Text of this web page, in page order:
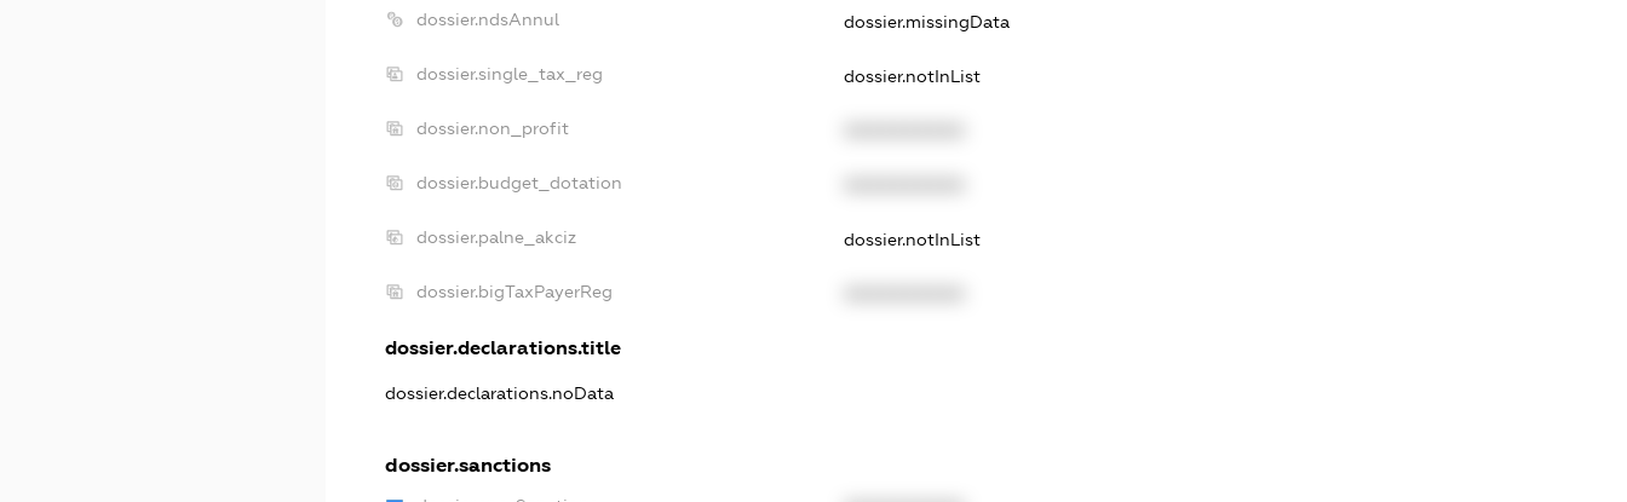
dossier.ndsAnnul dossier.missingData
dossier.single_tax_reg dossier.notInList
dossier.non_profit
dossier.budget_dotation
dossier.palne_akciz dossier.notInList
dossier.bigTaxPayerReg
dossier.declarations.title
dossier.declarations.noData
dossier.sanctions